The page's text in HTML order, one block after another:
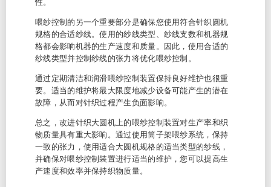
性。
喂纱控制的另一个重要部分是确保您使用符合针织圆机
规格的合适纱线。使用的纱线类型、纱线支数和机器规
格都会影响机器的生产速度和质量。因此，使用合适的
纱线类型并控制纱线的张力将优化喂纱控制。
通过定期清洁和润滑喂纱控制装置保持良好维护也很重
要。适当的维护将最大限度地减少设备可能产生的潜在
故障，从而对针织过程产生负面影响。
总之，改进针织大圆机上的喂纱控制装置对生产率和织
物质量具有重大影响。通过使用筒子架喂纱系统，保持
一致的张力，使用适合大圆机规格的适当类型的纱线，
并确保对喂纱控制装置进行适当的维护，您可以提高生
产速度和效率并保持织物质量。